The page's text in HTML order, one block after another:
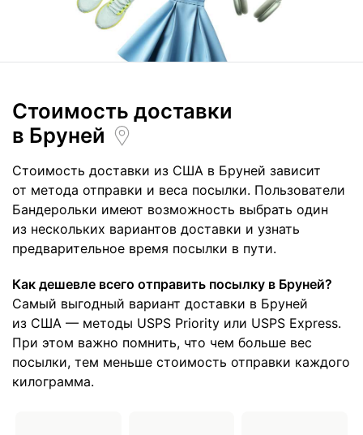
Стоимость доставки
в Бруней
Стоимость доставки из США в Бруней зависит
от метода отправки и веса посылки. Пользователи
Бандерольки имеют возможность выбрать один
из нескольких вариантов доставки и узнать
предварительное время посылки в пути.
Как дешевле всего отправить посылку в Бруней?
Самый выгодный вариант доставки в Бруней
из США — методы USPS Priority или USPS Express.
При этом важно помнить, что чем больше вес
посылки, тем меньше стоимость отправки каждого
килограмма.